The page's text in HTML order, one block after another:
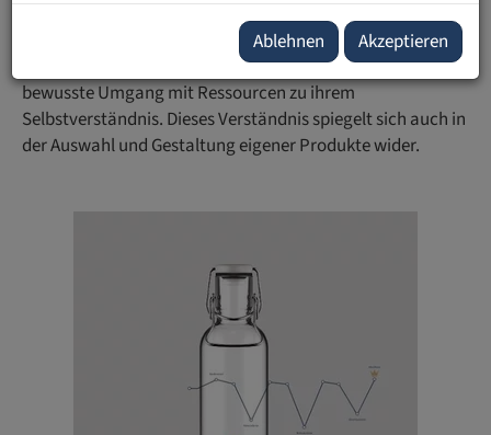
Verantwortung im Alltag verankern
Als Universität versteht die UFL Nachhaltigkeit als gelebte
Verantwortung. Neben Forschung und Lehre gehört der
bewusste Umgang mit Ressourcen zu ihrem
Selbstverständnis. Dieses Verständnis spiegelt sich auch in
der Auswahl und Gestaltung eigener Produkte wider.
Ablehnen Akzeptieren